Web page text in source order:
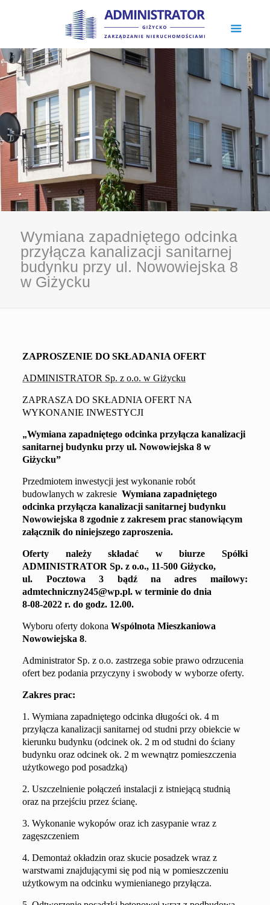
Wymiana zapadniętego odcinka
przyłącza kanalizacji sanitarnej
budynku przy ul. Nowowiejska 8
w Giżycku
ZAPROSZENIE DO SKŁADANIA OFERT
ADMINISTRATOR Sp. z o.o. w Giżycku
ZAPRASZA DO SKŁADNIA OFERT NA
WYKONANIE INWESTYCJI
„Wymiana zapadniętego odcinka przyłącza kanalizacji
sanitarnej budynku przy ul.Nowowiejska 8 w
Giżycku”
Przedmiotem inwestycji jest wykonanie robót
budowlanych w zakresie Wymiana zapadniętego
odcinka przyłącza kanalizacji sanitarnej budynku
Nowowiejska 8 zgodnie zzakresem prac stanowiącym
załącznik do niniejszego zaproszenia.
Oferty należy składać w biurze Spółki
ADMINISTRATORSp. z o.o., 11-500 Giżycko,
ul. Pocztowa 3 bądź na adres mailowy:
admtechniczny245@wp.pl.w terminie do dnia
8-08-2022 r. do godz. 12.00.
Wyboru oferty dokonaWspólnota Mieszkaniowa
Nowowiejska 8.
Administrator Sp. z o.o. zastrzega sobie prawo odrzucenia
ofert bez podania przyczyny i swobody w wyborze oferty.
Zakres prac:
1. Wymiana zapadniętego odcinka długości ok. 4 m
przyłącza kanalizacji sanitarnej od studni przy obiekcie w
kierunku budynku (odcinek ok. 2 m od studni do ściany
budynku oraz odcinek ok. 2 m wewnątrz pomieszczenia
użytkowego pod posadzką)
2. Uszczelnienie połączeń instalacji z istniejącą studnią
oraz na przejściu przez ścianę.
3. Wykonanie wykopów oraz ich zasypanie wraz z
zagęszczeniem
4. Demontaż okładzin oraz skucie posadzek wraz z
warstwami znajdującymi się pod nią w pomieszczeniu
użytkowym na odcinku wymienianego przyłącza.